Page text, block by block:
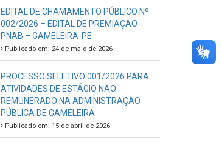
EDITAL DE CHAMAMENTO PÚBLICO Nº
002/2026 – EDITAL DE PREMIAÇÃO
PNAB – GAMELEIRA-PE
Publicado em: 24 de maio de 2026
PROCESSO SELETIVO 001/2026 PARA
ATIVIDADES DE ESTÁGIO NÃO
REMUNERADO NA ADMINISTRAÇÃO
PÚBLICA DE GAMELEIRA
Publicado em: 15 de abril de 2026